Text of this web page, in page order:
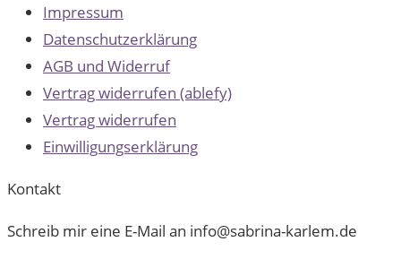
Impressum
Datenschutzerklärung
AGB und Widerruf
Vertrag widerrufen (ablefy)
Vertrag widerrufen
Einwilligungserklärung
Kontakt
Schreib mir eine E-Mail an info@sabrina-karlem.de